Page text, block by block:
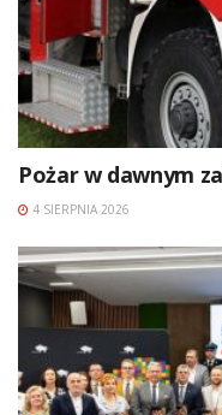
Pożar w dawnym
4 SIERPNIA 2026